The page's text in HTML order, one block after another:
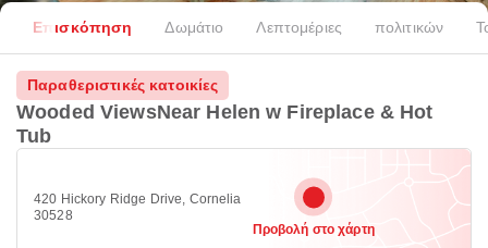
Επισκόπηση Δωμάτιο Λεπτομέριες πολιτικών
Παραθεριστικές κατοικίες
Wooded ViewsNear Helen w Fireplace & Hot
Tub
420 Hickory Ridge Drive, Cornelia
30528
Προβολή στο χάρτη